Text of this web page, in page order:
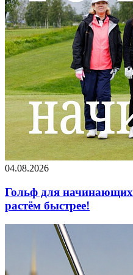
04.08.2026
Гольф для
растём быстрее!